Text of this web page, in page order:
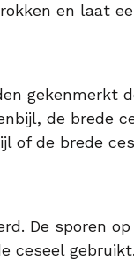
en laat
gekenmerkt
de brede
de brede
De sporen
ceseel